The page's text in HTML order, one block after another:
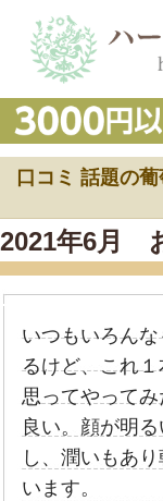
口コミ 話題の
2021年6月
いつもいろん
るけど、これ
思ってやって
良い。顔が明
し、潤いもあ
います。